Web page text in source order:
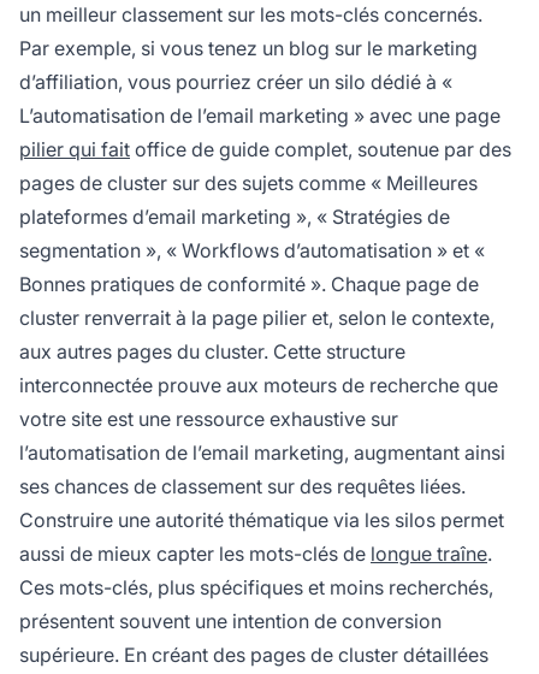
un meilleur classement sur les mots-clés concernés.
Par exemple, si vous tenez un blog sur le marketing
d’affiliation, vous pourriez créer un silo dédié à «
L’automatisation de l’email marketing » avec une page
pilier qui fait office de guide complet, soutenue par des
pages de cluster sur des sujets comme « Meilleures
plateformes d’email marketing », « Stratégies de
segmentation », « Workflows d’automatisation » et «
Bonnes pratiques de conformité ». Chaque page de
cluster renverrait à la page pilier et, selon le contexte,
aux autres pages du cluster. Cette structure
interconnectée prouve aux moteurs de recherche que
votre site est une ressource exhaustive sur
l’automatisation de l’email marketing, augmentant ainsi
ses chances de classement sur des requêtes liées.
Construire une autorité thématique via les silos permet
aussi de mieux capter les mots-clés de longue traîne.
Ces mots-clés, plus spécifiques et moins recherchés,
présentent souvent une intention de conversion
supérieure. En créant des pages de cluster détaillées